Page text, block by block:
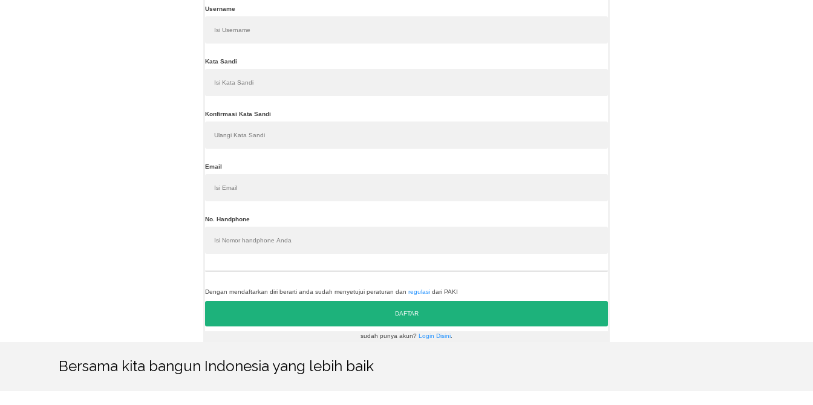
Username
Kata Sandi
Konfirmasi Kata Sandi
Email
No. Handphone
Dengan mendaftarkan diri berarti anda sudah menyetujui peraturan dan regulasi dari PAKI
DAFTAR
sudah punya akun? Login Disini
Bersama kita bangun Indonesia yang lebih baik